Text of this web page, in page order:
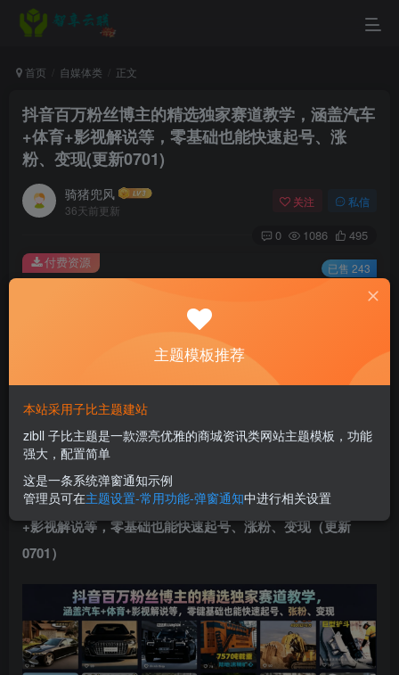
首页 自媒体类 正文
抖音百万粉丝博主的精选独家赛道教学，涵盖汽车
+体育+影视解说等，零基础也能快速起号、涨
粉、变现(更新0701)
骑猪兜风
36天前更新
关注 私信
0 1086 495
此内容为付费资源，请付费后查看
￥9.9
钻石会员
您当前未登录！建议登陆后购买，可保存购买订单
付费资源 已售 243
抖音百万粉丝博主的精选独家赛道教学，涵盖汽车+体育
+影视解说等，零基础也能快速起号、涨粉、变现（更新
0701）
主题模板推荐
本站采用子比主题建站
zibll 子比主题是一款漂亮优雅的商城资讯类网站主题模板，功能
强大，配置简单
这是一条系统弹窗通知示例
管理员可在主题设置-常用功能-弹窗通知中进行相关设置